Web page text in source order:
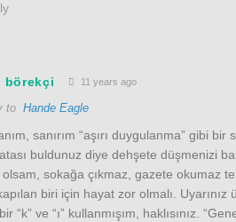
börekçi 11 years ago
to Hande Eagle
sanırım “aşırı duygulanma” gibi
buldunuz diye dehşete düşmenizi
sokağa çıkmaz, gazete okumaz
biri için hayat zor olmalı.
“k” ve “ı” kullanmışım, haklısınız.